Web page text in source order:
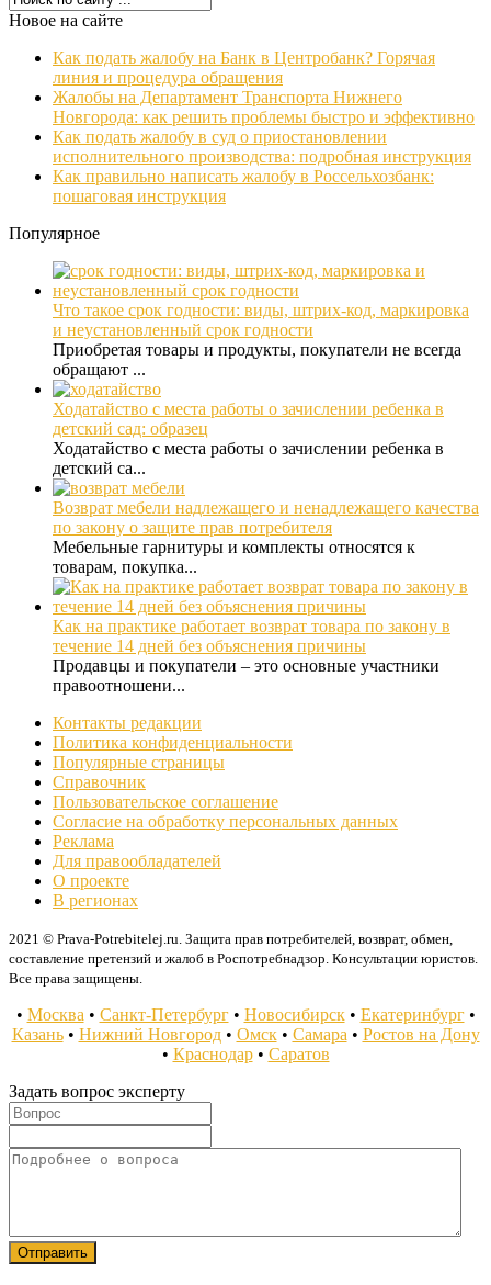
Новое на сайте
Как подать жалобу на Банк в Центробанк? Горячая
линия и процедура обращения
Жалобы на Департамент Транспорта Нижнего
Новгорода: как решить проблемы быстро и эффективно
Как подать жалобу в суд о приостановлении
исполнительного производства: подробная инструкция
Как правильно написать жалобу в Россельхозбанк:
пошаговая инструкция
Популярное
Что такое срок годности: виды, штрих-код, маркировка
и неустановленный срок годности
Приобретая товары и продукты, покупатели не всегда
обращают ...
Ходатайство с места работы о зачислении ребенка в
детский сад: образец
Ходатайство с места работы о зачислении ребенка в
детский са...
Возврат мебели надлежащего и ненадлежащего качества
по закону о защите прав потребителя
Мебельные гарнитуры и комплекты относятся к
товарам, покупка...
Как на практике работает возврат товара по закону в
течение 14 дней без объяснения причины
Продавцы и покупатели – это основные участники
правоотношени...
Контакты редакции
Политика конфиденциальности
Популярные страницы
Справочник
Пользовательское соглашение
Согласие на обработку персональных данных
Реклама
Для правообладателей
О проекте
В регионах
2021 © Prava-Potrebitelej.ru. Защита прав потребителей, возврат, обмен,
составление претензий и жалоб в Роспотребнадзор. Консультации юристов.
Все права защищены.
• Москва • Санкт-Петербург• Новосибирск• Екатеринбург•
Казань• Нижний Новгород• Омск• Самара • Ростов на Дону
• Краснодар• Саратов
Задать вопрос эксперту